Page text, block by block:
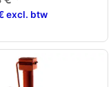
excl. btw